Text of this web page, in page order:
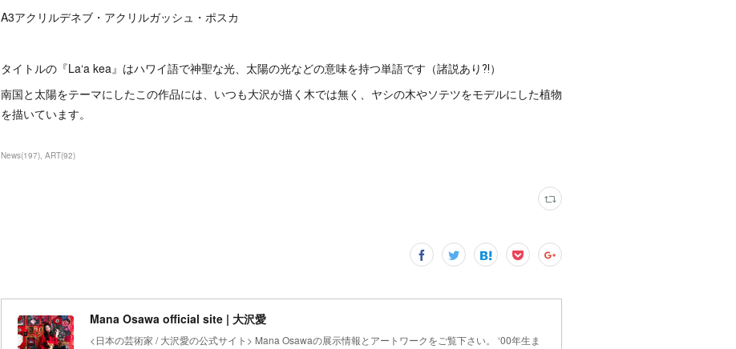
A3アクリルデネブ・アクリルガッシュ・ポスカ
タイトルの『La‘a kea』はハワイ語で神聖な光、太陽の光などの意味を持つ単語です（諸説あり⁈）
南国と太陽をテーマにしたこの作品には、いつも大沢が描く木では無く、ヤシの木やソテツをモデルにした植物
を描いています。
News(197) ART(92)
Mana Osawa official site | 大沢愛
<日本の芸術家 / 大沢愛の公式サイト> Mana Osawaの展示情報とアートワークをご覧下さい。 ‘00年生ま